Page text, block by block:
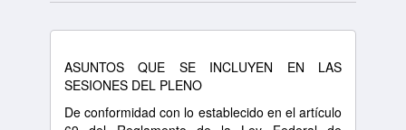
ASUNTOS QUE SE INCLUYEN EN LAS
SESIONES DEL PLENO
De conformidad con lo establecido en el artículo